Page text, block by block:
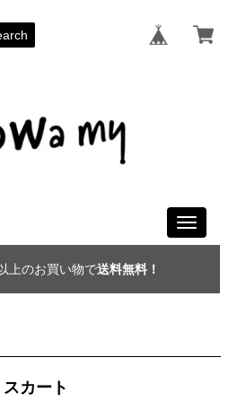
Toggle
上のお買い物で送料無料！
スカート